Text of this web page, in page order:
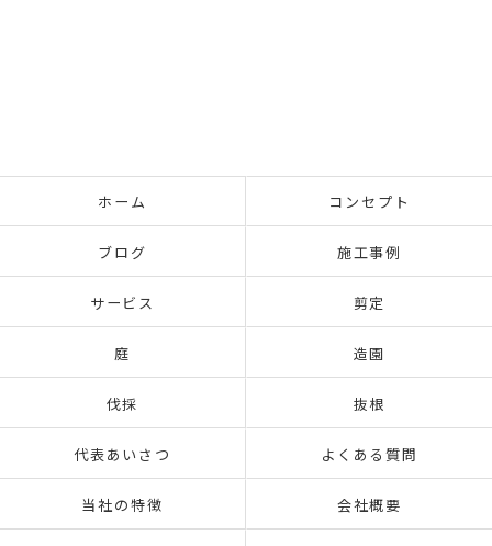
ホーム コンセプト
ブログ 施工事例
サービス 剪定
庭 造園
伐採 抜根
代表あいさつ よくある質問
当社の特徴 会社概要